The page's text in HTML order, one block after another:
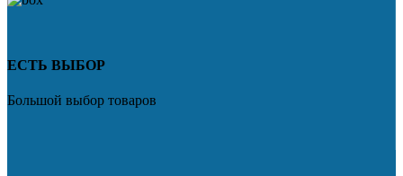
ЕСТЬ ВЫБОР
Большой выбор товаров